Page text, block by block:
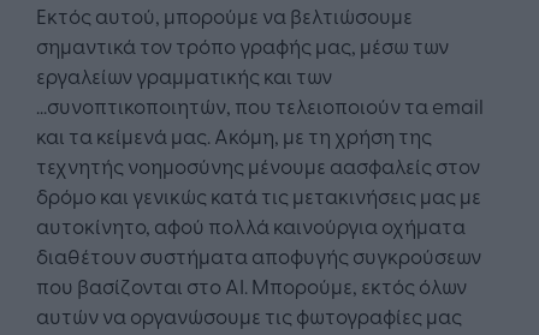
Εκτός αυτού, μπορούμε να βελτιώσουμε
σημαντικά τον τρόπο γραφής μας, μέσω των
εργαλείων γραμματικής και των
...συνοπτικοποιητών, που τελειοποιούν τα email
και τα κείμενά μας. Ακόμη, με τη χρήση της
τεχνητής νοημοσύνης μένουμε αασφαλείς στον
δρόμο και γενικώς κατά τις μετακινήσεις μας με
αυτοκίνητο, αφού πολλά καινούργια οχήματα
διαθέτουν συστήματα αποφυγής συγκρούσεων
που βασίζονται στο AI. Μπορούμε, εκτός όλων
αυτών να οργανώσουμε τις φωτογραφίες μας